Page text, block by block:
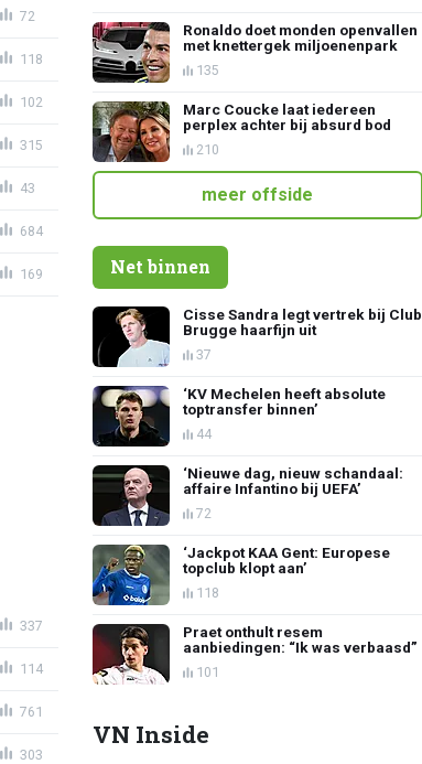
72
118
102
315
43
684
169
337
114
761
303
Ronaldo doet monden openvallen
met knettergek miljoenenpark
135
Marc Coucke laat iedereen
perplex achter bij absurd bod
210
meer offside
Net binnen
Cisse Sandra legt vertrek bij Club
Brugge haarfijn uit
37
‘KV Mechelen heeft absolute
toptransfer binnen’
44
‘Nieuwe dag, nieuw schandaal:
affaire Infantino bij UEFA’
72
‘Jackpot KAA Gent: Europese
topclub klopt aan’
118
Praet onthult resem
aanbiedingen: “Ik was verbaasd”
101
VN Inside